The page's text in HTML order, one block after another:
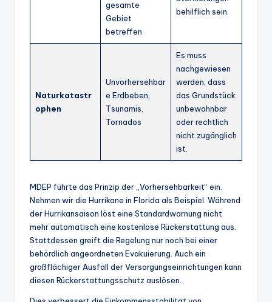
gesamte
Gebiet
betreffen
behilflich sein.
Naturkatastr
ophen
Unvorhersehbar
e Erdbeben,
Tsunamis,
Tornados
Es muss
nachgewiesen
werden, dass
das Grundstück
unbewohnbar
oder rechtlich
nicht zugänglich
ist.
MDEP führte das Prinzip der „Vorhersehbarkeit“ ein.
Nehmen wir die Hurrikane in Florida als Beispiel. Während
der Hurrikansaison löst eine Standardwarnung nicht
mehr automatisch eine kostenlose Rückerstattung aus.
Stattdessen greift die Regelung nur noch bei einer
behördlich angeordneten Evakuierung. Auch ein
großflächiger Ausfall der Versorgungseinrichtungen kann
diesen Rückerstattungsschutz auslösen.